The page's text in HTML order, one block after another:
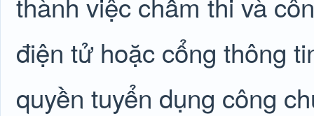
điện tử hoặc cổng thông
quyền tuyển dụng công